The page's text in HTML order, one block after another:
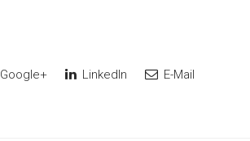
Google+ LinkedIn E-Mail